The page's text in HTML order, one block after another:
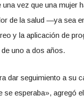
vez que una mujer
de la salud —ya sea
y la aplicación de
uno a dos años.
dar seguimiento a su
se esperaba», agregó